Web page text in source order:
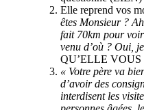
Elle reprend vos
êtes Monsieur ?
fait 70km pour voir
venu d’où ? Oui,
QU’ELLE
« Votre père va
d’avoir des
interdisent les